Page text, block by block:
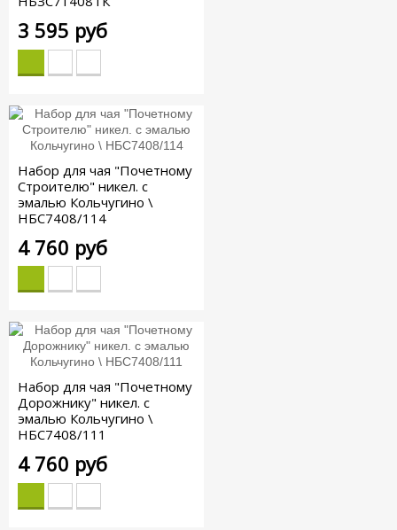
3 595 руб
Набор для чая "Почетному
Строителю" никел. с
эмалью Кольчугино \
НБС7408/114
4 760 руб
Набор для чая "Почетному
Дорожнику" никел. с
эмалью Кольчугино \
НБС7408/111
4 760 руб